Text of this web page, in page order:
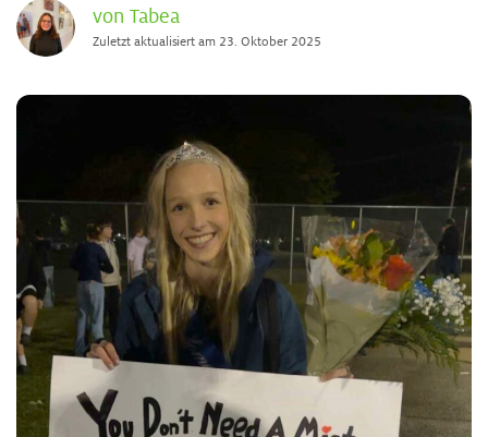
von Tabea
Zuletzt aktualisiert am 23. Oktober 2025